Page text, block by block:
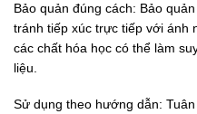
Bảo quản đúng cách: Bảo
tránh tiếp xúc trực tiếp với ánh
các chất hóa học có thể làm
liệu.
Sử dụng theo hướng dẫn: